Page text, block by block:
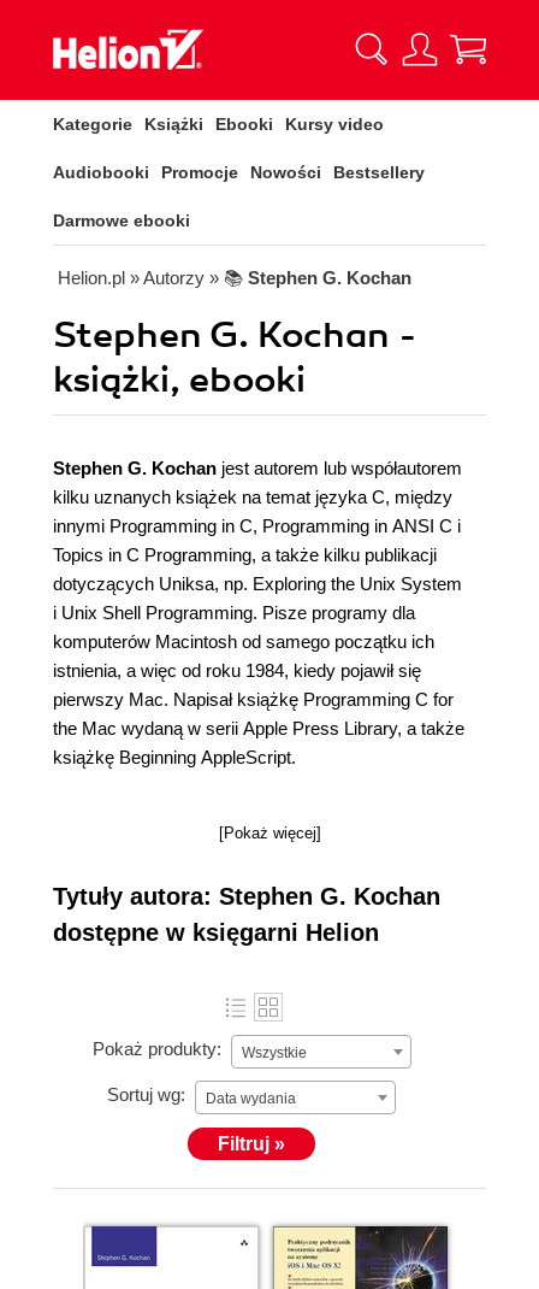
Kategorie Książki Ebooki Kursy video
Audiobooki Promocje Nowości Bestsellery
Darmowe ebooki
Helion.pl » Autorzy » 📚 Stephen G. Kochan
Stephen G. Kochan -
książki, ebooki
Stephen G. Kochan jest autorem lub współautorem
kilku uznanych książek na temat języka C, między
innymi Programming in C, Programming in ANSI C i
Topics in C Programming, a także kilku publikacji
dotyczących Uniksa, np. Exploring the Unix System
i Unix Shell Programming. Pisze programy dla
komputerów Macintosh od samego początku ich
istnienia, a więc od roku 1984, kiedy pojawił się
pierwszy Mac. Napisał książkę Programming C for
the Mac wydaną w serii Apple Press Library, a także
książkę Beginning AppleScript.
[Pokaż więcej]
Tytuły autora: Stephen G. Kochan
dostępne w księgarni Helion
Pokaż produkty: Wszystkie
Sortuj wg: Data wydania
Filtruj »